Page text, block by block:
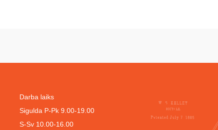
Darba laiks
Sigulda P-Pk 9.00-19.00
S-Sv 10.00-16.00